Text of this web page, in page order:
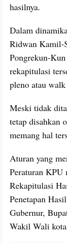
hasilnya.
Dalam
Ridwan Kamil-
Pongrekun-
rekapitulasi
pleno atau
Meski tidak
tetap disahkan
memang hal
Aturan yang
Peraturan KPU
Rekapitulasi
Penetapan
Gubernur,
Wakil Wali